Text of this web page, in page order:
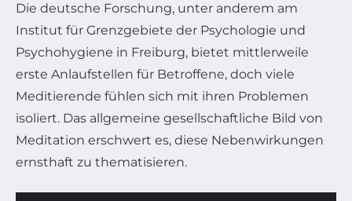
Die deutsche Forschung, unter anderem am
Institut für Grenzgebiete der Psychologie und
Psychohygiene in Freiburg, bietet mittlerweile
erste Anlaufstellen für Betroffene, doch viele
Meditierende fühlen sich mit ihren Problemen
isoliert. Das allgemeine gesellschaftliche Bild von
Meditation erschwert es, diese Nebenwirkungen
ernsthaft zu thematisieren.